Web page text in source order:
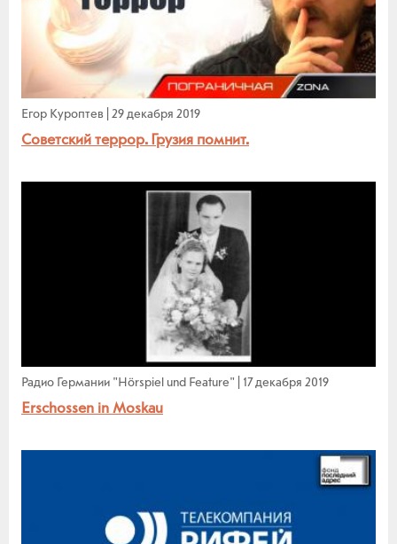
Егор Куроптев 29 декабря 2019
Советский террор. Грузия помнит.
Радио Германии "Hörspiel und Feature" 17 декабря 2019
Erschossen in Moskau